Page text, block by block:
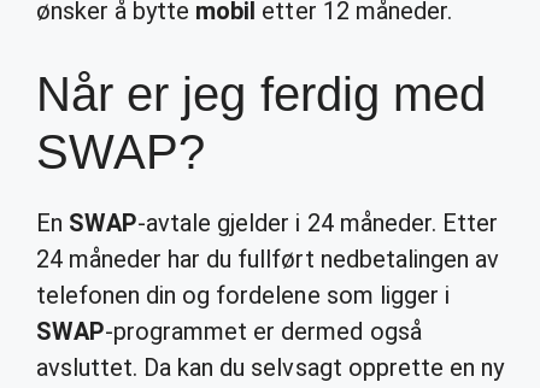
ønsker å bytte mobil etter 12 måneder.
Når er jeg ferdig med
SWAP?
En SWAP-avtale gjelder i 24 måneder. Etter
24 måneder har du fullført nedbetalingen av
telefonen din og fordelene som ligger i
SWAP-programmet er dermed også
avsluttet. Da kan du selvsagt opprette en ny